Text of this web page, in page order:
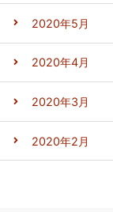
2020年5月
2020年4月
2020年3月
2020年2月